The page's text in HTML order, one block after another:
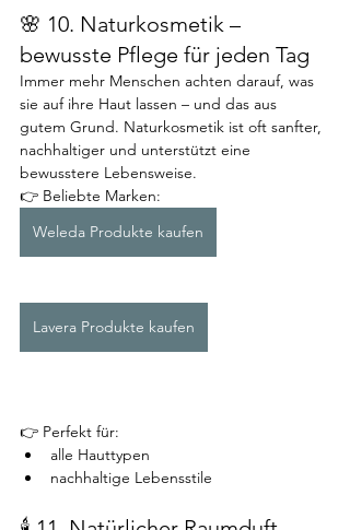
🌸 10. Naturkosmetik –
bewusste Pflege für jeden Tag
Immer mehr Menschen achten darauf, was
sie auf ihre Haut lassen – und das aus
gutem Grund. Naturkosmetik ist oft sanfter,
nachhaltiger und unterstützt eine
bewusstere Lebensweise.
👉 Beliebte Marken:
Weleda Produkte kaufen
Lavera Produkte kaufen
👉 Perfekt für:
alle Hauttypen
nachhaltige Lebensstile